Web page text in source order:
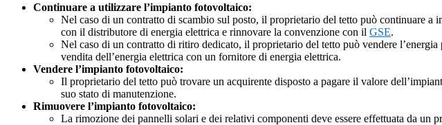
Continuare a utilizzare l’impianto fotovoltaico:
Nel caso di un contratto di scambio sul posto, il proprietario del tetto può continuare a
con il distributore di energia elettrica e rinnovare la convenzione con il GSE.
Nel caso di un contratto di ritiro dedicato, il proprietario del tetto può vendere
vendita dell’energia elettrica con un fornitore di energia elettrica.
Vendere l’impianto fotovoltaico:
Il proprietario del tetto può trovare un acquirente disposto a pagare il valore
suo stato di manutenzione.
Rimuovere l’impianto fotovoltaico:
La rimozione dei pannelli solari e dei relativi componenti deve essere effettuata da un